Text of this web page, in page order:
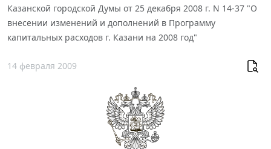
Казанской городской Думы от 25 декабря 2008 г. N 14-37 "О
внесении изменений и дополнений в Программу
капитальных расходов г. Казани на 2008 год"
14 февраля 2009